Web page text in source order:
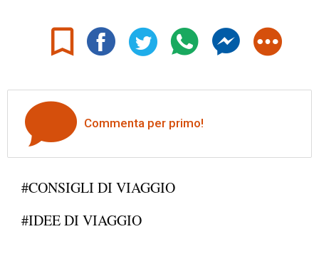
Commenta per primo!
#CONSIGLI DI VIAGGIO
#IDEE DI VIAGGIO